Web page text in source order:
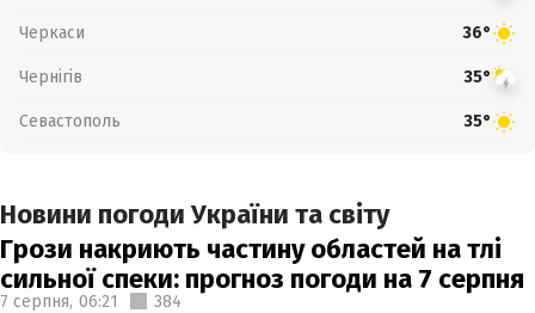
Черкаси 36°
Чернігів 35°
Севастополь 35°
Новини погоди України та світу
Грози накриють частину областей на тлі
сильної спеки: прогноз погоди на 7 серпня
7 серпня, 06:21 384